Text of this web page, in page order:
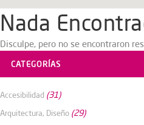
Nada
Disculpe, pero no se encontraron
CATEGORÍAS
Accesibilidad (31)
Arquitectura, Diseño (29)